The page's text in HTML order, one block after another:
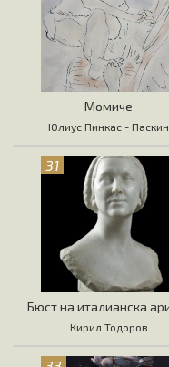
Момиче
Юлиус Пинкас - Паскин
31
Кирил Тодоров